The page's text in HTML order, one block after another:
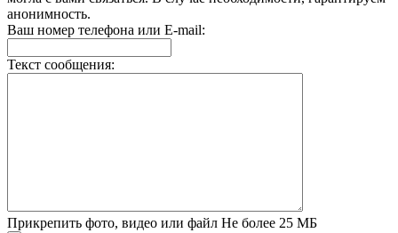
анонимность.
Ваш номер телефона или E-mail:
Текст сообщения:
Прикрепить фото, видео или файл Не более 25 МБ